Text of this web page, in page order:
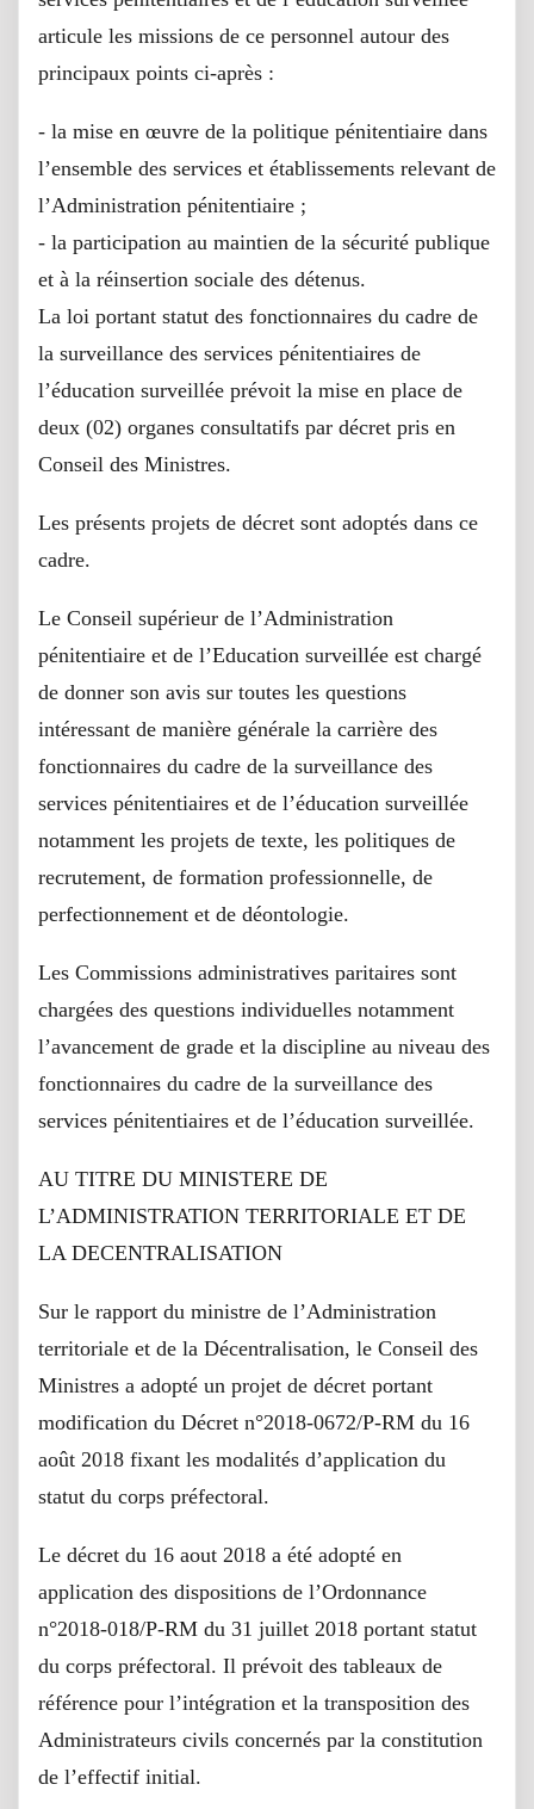
articule les missions de ce personnel autour des
principaux points ci-après :
- la mise en œuvre de la politique pénitentiaire dans
l’ensemble des services et établissements relevant de
l’Administration pénitentiaire ;
- la participation au maintien de la sécurité publique
et à la réinsertion sociale des détenus.
La loi portant statut des fonctionnaires du cadre de
la surveillance des services pénitentiaires de
l’éducation surveillée prévoit la mise en place de
deux (02) organes consultatifs par décret pris en
Conseil des Ministres.
Les présents projets de décret sont adoptés dans ce
cadre.
Le Conseil supérieur de l’Administration
pénitentiaire et de l’Education surveillée est chargé
de donner son avis sur toutes les questions
intéressant de manière générale la carrière des
fonctionnaires du cadre de la surveillance des
services pénitentiaires et de l’éducation surveillée
notamment les projets de texte, les politiques de
recrutement, de formation professionnelle, de
perfectionnement et de déontologie.
Les Commissions administratives paritaires sont
chargées des questions individuelles notamment
l’avancement de grade et la discipline au niveau des
fonctionnaires du cadre de la surveillance des
services pénitentiaires et de l’éducation surveillée.
AU TITRE DU MINISTERE DE
L’ADMINISTRATION TERRITORIALE ET DE
LA DECENTRALISATION
Sur le rapport du ministre de l’Administration
territoriale et de la Décentralisation, le Conseil des
Ministres a adopté un projet de décret portant
modification du Décret n°2018-0672/P-RM du 16
août 2018 fixant les modalités d’application du
statut du corps préfectoral.
Le décret du 16 aout 2018 a été adopté en
application des dispositions de l’Ordonnance
n°2018-018/P-RM du 31 juillet 2018 portant statut
du corps préfectoral. Il prévoit des tableaux de
référence pour l’intégration et la transposition des
Administrateurs civils concernés par la constitution
de l’effectif initial.